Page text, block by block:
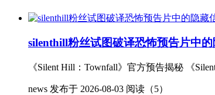
silenthill粉丝试图破译恐怖预告片中的
《Silent Hill：Townfall》官方预告揭秘 《
news 发布于 2026-08-03 阅读（5）